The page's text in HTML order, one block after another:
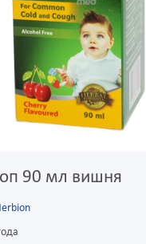
90 мл вишня